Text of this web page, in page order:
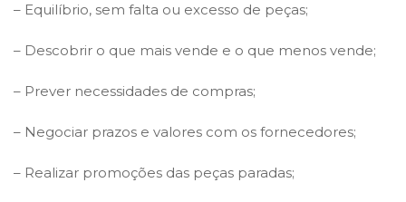
– Equilíbrio, sem falta ou excesso de peças;
– Descobrir o que mais vende e o que menos vende;
– Prever necessidades de compras;
– Negociar prazos e valores com os fornecedores;
– Realizar promoções das peças paradas;